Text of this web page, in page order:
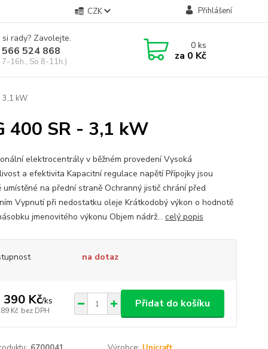
CZK Přihlášení
rady? Zavolejte.
524 868
7-16h., So 8-11h.)
0ks
za 0 Kč
3,1 kW
400 SR - 3,1 kW
elektrocentrály v běžném provedení Vysoká
a efektivita Kapacitní regulace napětí Přípojky jsou
umístěné na přední straně Ochranný jistič chrání před
Vypnutí při nedostatku oleje Krátkodobý výkon o hodnotě
jmenovitého výkonu Objem nádrž... celý popis
na dotaz
390 Kč/ks
Kč bez DPH
Přidat do košíku